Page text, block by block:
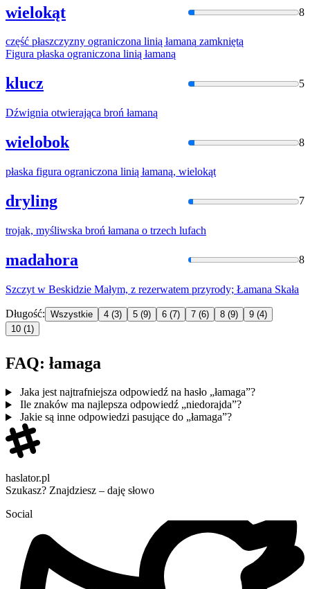
wielokąt 8
część płaszczyzny ograniczona linią łamaną zamkniętą
Figura płaska ograniczona linią łamaną
klucz 5
Dźwignia otwierająca broń łamaną
wielobok 8
płaska figura ograniczona linią łamaną, wielokąt
dryling 7
trojak, myśliwska broń łamana o trzech lufach
madahora 8
Szczyt w Beskidzie Małym, z rezerwatem przyrody; Łamana Skała
Długość: Wszystkie 4 (3) 5 (9) 6 (7) 7 (6) 8 (9) 9 (4)
10 (1)
FAQ: łamaga
Jaka jest najtrafniejsza odpowiedź na hasło „łamaga”?
Ile znaków ma najlepsza odpowiedź „niedorajda”?
Jakie są inne odpowiedzi pasujące do „łamaga”?
haslator.pl
Szukasz? Znajdziesz – daję słowo
Social